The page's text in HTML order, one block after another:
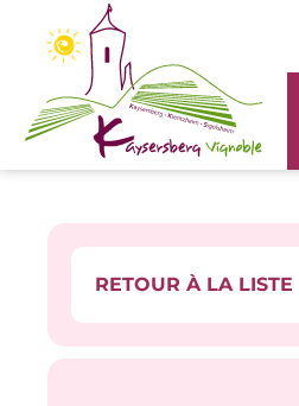
RETOUR À LA LISTE
Panneau de gestion des cookies